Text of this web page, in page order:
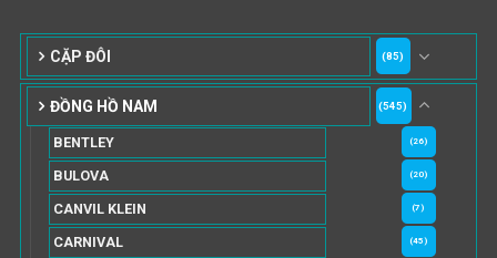
CẶP ĐÔI (85)
ĐỒNG HỒ NAM (545)
BENTLEY (26)
BULOVA (20)
CANVIL KLEIN (7)
CARNIVAL (45)